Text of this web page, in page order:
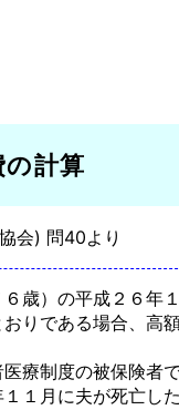
計算
会) 問40より
歳）の平成２６年
りである場合、高
療制度の被保険者
１月に夫が死亡し